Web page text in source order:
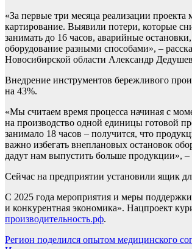
«За первые три месяца реализации
картирование. Выявили потери, которые
занимать до 16 часов, аварийные
оборудование разными способами», –
Новосибирской области Александр
Внедрение инструментов бережливого
на 43%.
«Мы считаем время процесса начиная с
на производство одной единицы готовой
занимало 18 часов – получится, что
важно избегать внеплановых остановок
дадут нам выпустить больше продукции»,
Сейчас на предприятии установили ящик
С 2025 года мероприятия и меры
и конкурентная экономика». Нацпроект
производительность.рф.
Навигация
Регион поделился опытом медицинского